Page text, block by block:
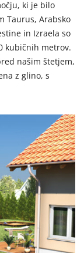
ki je bilo
Taurus, Arabsko
in Izraela so
kubičnih metrov.
našim štetjem,
z glino, s